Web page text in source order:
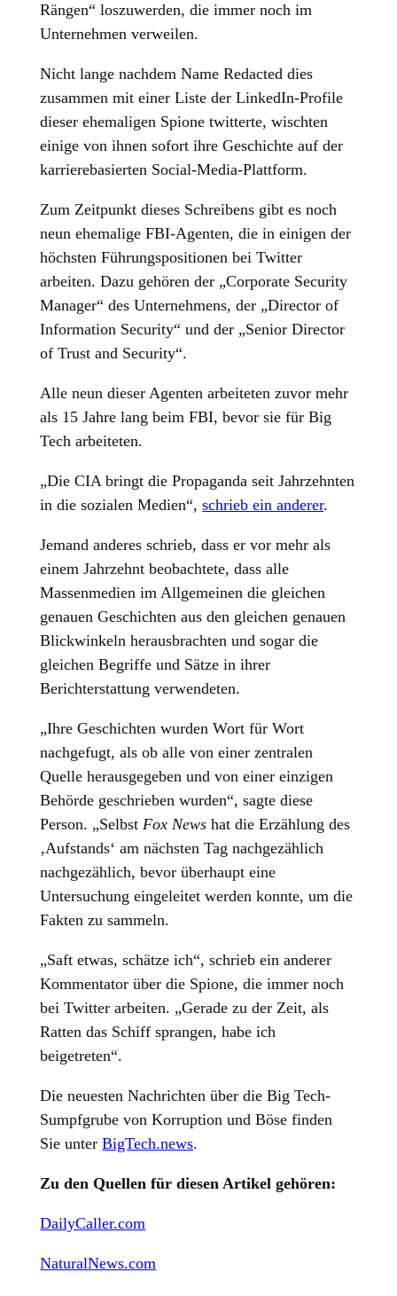
Rängen“ loszuwerden, die immer noch im
Unternehmen verweilen.
Nicht lange nachdem Name Redacted dies
zusammen mit einer Liste der LinkedIn-Profile
dieser ehemaligen Spione twitterte, wischten
einige von ihnen sofort ihre Geschichte auf der
karrierebasierten Social-Media-Plattform.
Zum Zeitpunkt dieses Schreibens gibt es noch
neun ehemalige FBI-Agenten, die in einigen der
höchsten Führungspositionen bei Twitter
arbeiten. Dazu gehören der „Corporate Security
Manager“ des Unternehmens, der „Director of
Information Security“ und der „Senior Director
of Trust and Security“.
Alle neun dieser Agenten arbeiteten zuvor mehr
als 15 Jahre lang beim FBI, bevor sie für Big
Tech arbeiteten.
„Die CIA bringt die Propaganda seit Jahrzehnten
in die sozialen Medien“,schrieb ein anderer.
Jemand anderes schrieb, dass er vor mehr als
einem Jahrzehnt beobachtete, dass alle
Massenmedien im Allgemeinen die gleichen
genauen Geschichten aus den gleichen genauen
Blickwinkeln herausbrachten und sogar die
gleichen Begriffe und Sätze in ihrer
Berichterstattung verwendeten.
„Ihre Geschichten wurden Wort für Wort
nachgefugt, als ob alle von einer zentralen
Quelle herausgegeben und von einer einzigen
Behörde geschrieben wurden“, sagte diese
Person. „SelbstFox Newshat die Erzählung des
‚Aufstands‘ am nächsten Tag nachgezählich
nachgezählich, bevor überhaupt eine
Untersuchung eingeleitet werden konnte, um die
Fakten zu sammeln.
„Saft etwas, schätze ich“, schrieb ein anderer
Kommentator über die Spione, die immer noch
bei Twitter arbeiten. „Gerade zu der Zeit, als
Ratten das Schiff sprangen, habe ich
beigetreten“.
Die neuesten Nachrichten über die Big Tech-
Sumpfgrube von Korruption und Böse finden
Sie unterBigTech.news.
Zu den Quellen für diesen Artikel gehören:
DailyCaller.com
NaturalNews.com